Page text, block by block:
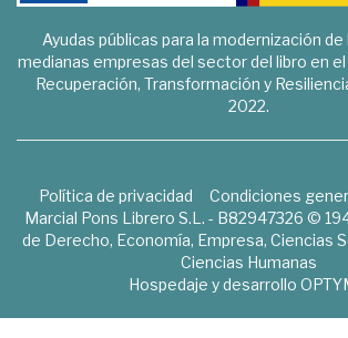
Ayudas públicas para la modernización
medianas empresas del sector del libro en
Recuperación, Transformación y
2022.
Política de privacidad Condiciones
Marcial Pons Librero S.L. - B82947326 ©
de Derecho, Economía, Empresa, Ciencias
Ciencias Humanas
Hospedaje y desarrollo